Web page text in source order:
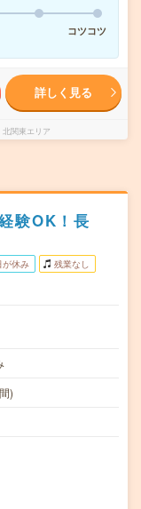
コツコツ
詳しく見る
関東エリア
験OK！長
が休み 残業なし
)